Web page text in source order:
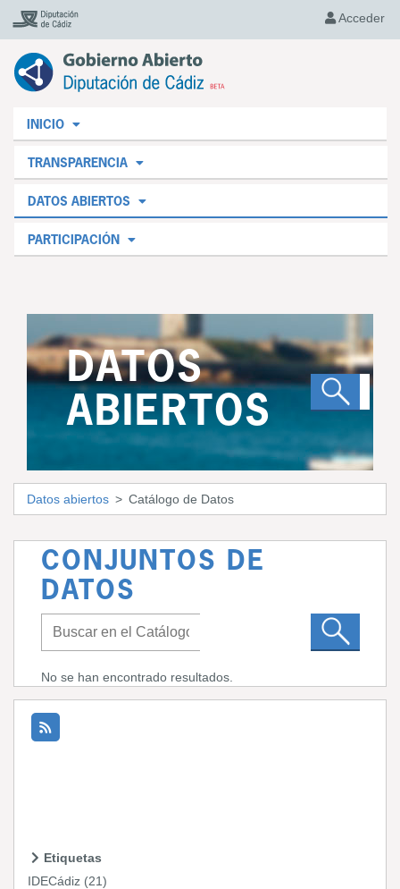
Acceder
INICIO
TRANSPARENCIA
DATOS ABIERTOS
PARTICIPACIÓN
DATOS
ABIERTOS
Datos abiertos Catálogo de Datos
CONJUNTOS DE
DATOS
No se han encontrado resultados.
Etiquetas
IDECádiz (21)